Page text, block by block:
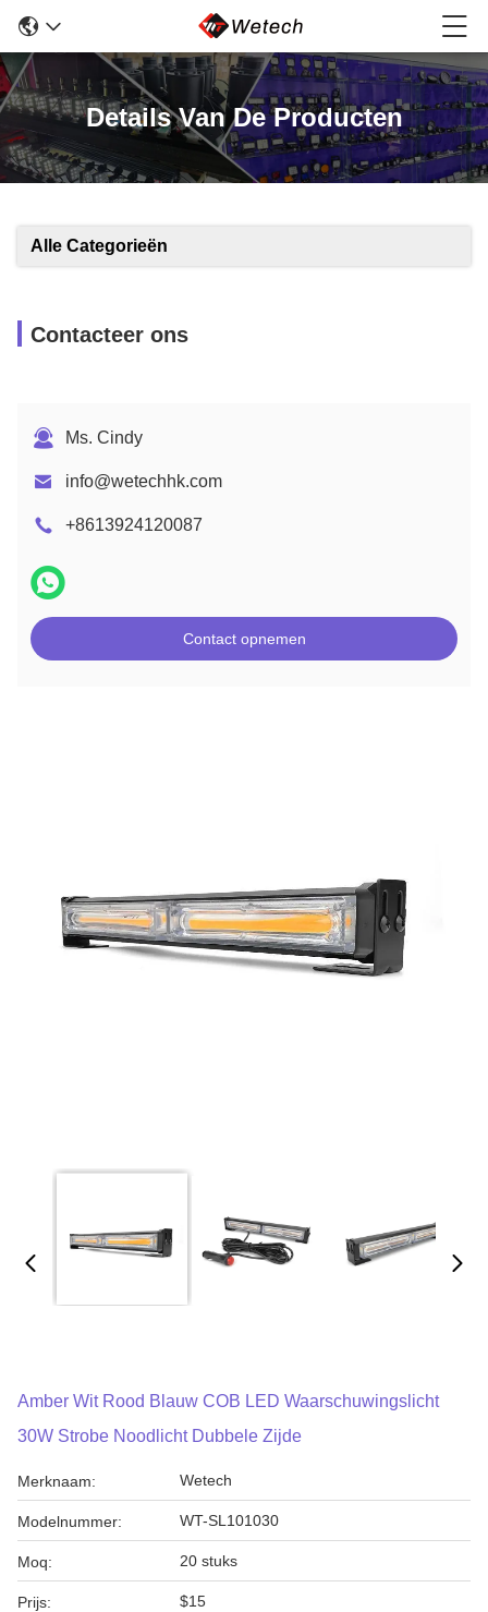
Details Van De Producten
Alle Categorieën
Contacteer ons
Ms. Cindy
info@wetechhk.com
+8613924120087
Contact opnemen
Amber Wit Rood Blauw COB LED Waarschuwingslicht
30W Strobe Noodlicht Dubbele Zijde
Merknaam: Wetech
Modelnummer: WT-SL101030
Moq: 20 stuks
Prijs: $15